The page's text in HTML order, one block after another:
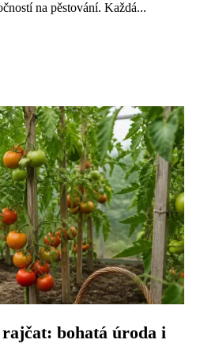
na pěstování. Každá...
bohatá úroda i